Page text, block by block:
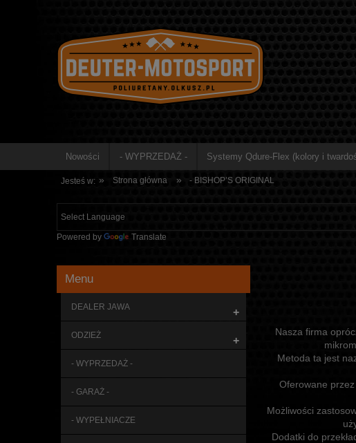
Nowości - WYPRZEDAŻ - Systemy Qdure-Flex (kolory i
Jesteś w: » Strona główna » - BISHOP’S ORIGINAL
Powered by Translate
Menu
DEALER JAWA +
ODZIEŻ +
- WYPRZEDAŻ -
- GARAŻ -
- WYPEŁNIACZE
Nasza firma
Metoda ta jest
Oferowane
Możliwości
Dodatki do